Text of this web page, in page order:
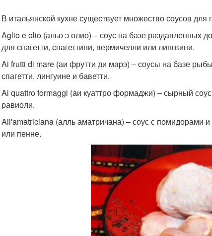
В итальянской кухне существует множество соусов
Aglio e olio (альо э олио) – соус на базе раздавленных
для спагетти, спагеттини, вермичелли или лингвини.
Ai frutti di mare (аи фрутти ди марэ) – соусы на базе
спагетти, лингуине и баветти.
Ai quattro formaggi (аи куаттро формаджи) – сырный
равиоли.
All'amatriciana (алль аматричана) – соус с помидорами и
или пенне.